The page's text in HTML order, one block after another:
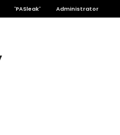
'PASleak' Administrator